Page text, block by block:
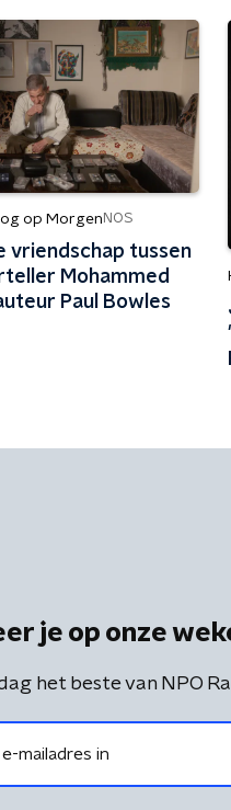
op Morgen NOS
vriendschap tussen
Mohammed
Paul Bowles
je op onze
het beste van NPO